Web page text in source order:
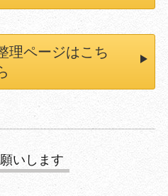
理ページはこち
いします